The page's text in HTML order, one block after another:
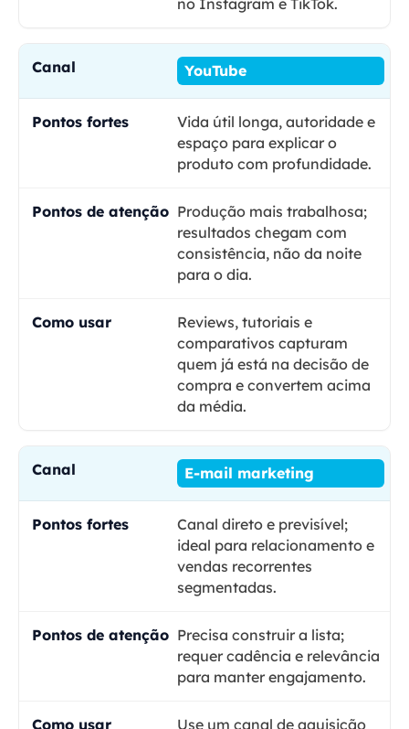
no Instagram e TikTok.
YouTube
Vida útil longa, autoridade e
espaço para explicar o
produto com profundidade.
Produção mais trabalhosa;
resultados chegam com
consistência, não da noite
para o dia.
Reviews, tutoriais e
comparativos capturam
quem já está na decisão de
compra e convertem acima
da média.
E-mail marketing
Canal direto e previsível;
ideal para relacionamento e
vendas recorrentes
segmentadas.
Precisa construir a lista;
requer cadência e relevância
para manter engajamento.
Use um canal de aquisição